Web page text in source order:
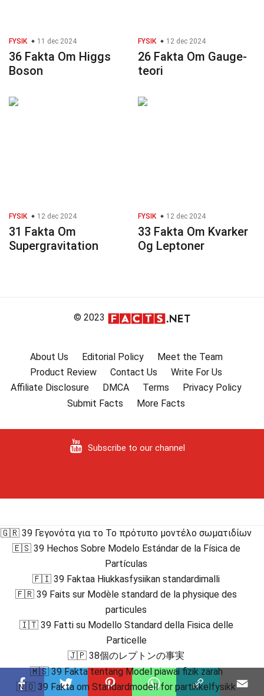
FYSIK 11 dec 2024
36 Fakta Om Higgs
Boson
FYSIK 12 dec 2024
26 Fakta Om Gauge-
teori
FYSIK 12 dec 2024
31 Fakta Om
Supergravitation
FYSIK 12 dec 2024
33 Fakta Om Kvarker
Og Leptoner
© 2023
About Us Editorial Policy
Meet the Team
Product Review
Contact Us
Write For Us
Affiliate Disclosure
DMCA Terms
Privacy Policy
Submit Facts
More Facts
Subscribe to our channel
🇬🇷 39 Γεγονότα για το Το πρότυπο μοντέλο σωματιδίων
🇪🇸 39 Hechos Sobre Modelo Estándar de la Física de
Partículas
🇫🇮 39 Faktaa Hiukkasfysiikan standardimalli
🇫🇷 39 Faits sur Modèle standard de la physique des
particules
🇮🇹 39 Fatti su Modello Standard della Fisica delle
Particelle
🇯🇵 38個のレプトンの事実
🇲🇸 39 Fakta tentang Model piawai fizik zarah
🇳🇴 39 Fakta om Standardmodell for partikkelfysikk